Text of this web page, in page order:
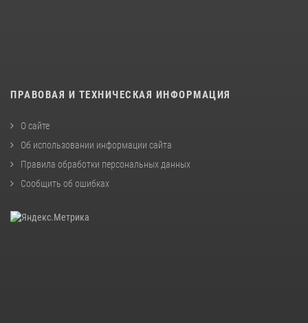
ПРАВОВАЯ И ТЕХНИЧЕСКАЯ ИНФОРМАЦИЯ
О сайте
Об использовании информации сайта
Правила обработки персональных данных
Сообщить об ошибках